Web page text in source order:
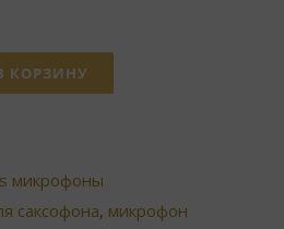
КОРЗИНУ
микрофоны
саксофона, микрофон